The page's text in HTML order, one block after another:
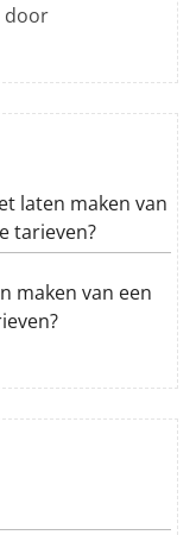
door
laten maken van
tarieven?
maken van een